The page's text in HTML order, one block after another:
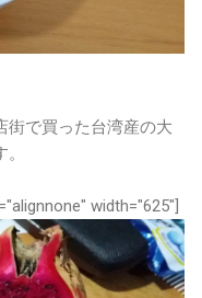
街で買った台湾産の大
width="625"]